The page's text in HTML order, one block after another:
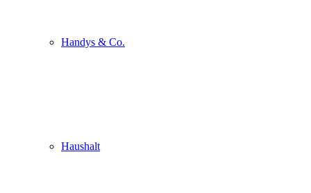
Handys & Co.
Haushalt